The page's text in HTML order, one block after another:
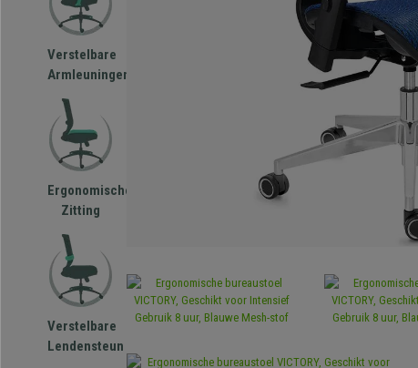
Verstelbare
Armleuningen
Ergonomische
Zitting
Verstelbare
Lendensteun